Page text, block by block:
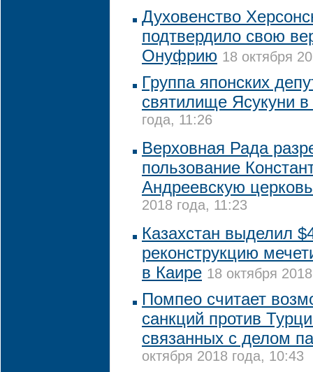
Духовенство
подтвердило свою
Онуфрию 18 октября
Группа японских
святилище Ясукуни в
года, 11:26
Верховная Рада
пользование
Андреевскую
2018 года, 11:23
Казахстан выделил
реконструкцию
в Каире 18 октября
Помпео считает
санкций против
связанных с делом
октября 2018 года, 10:43